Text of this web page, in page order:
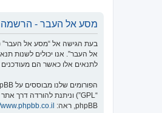
מסע אל העבר - הרשמה
אל העבר”. אנו יכולים לשנות
לתנאים אלו כאשר הם מעודכנים
הפורומים שלנו מבוססים על phpBB (להלן “הם”, “אותם”, “שלהם”, “מערכת phpBB”, “www.phpbb.co.il”, “קבוצת phpBB”, “צוות phpBB הישראלי”) אשר הינה מערכת בולטיין המשוחררת תחת הסכם “
“GPL”) וניתנת להורדה דרך אתר
phpBB, ראה: